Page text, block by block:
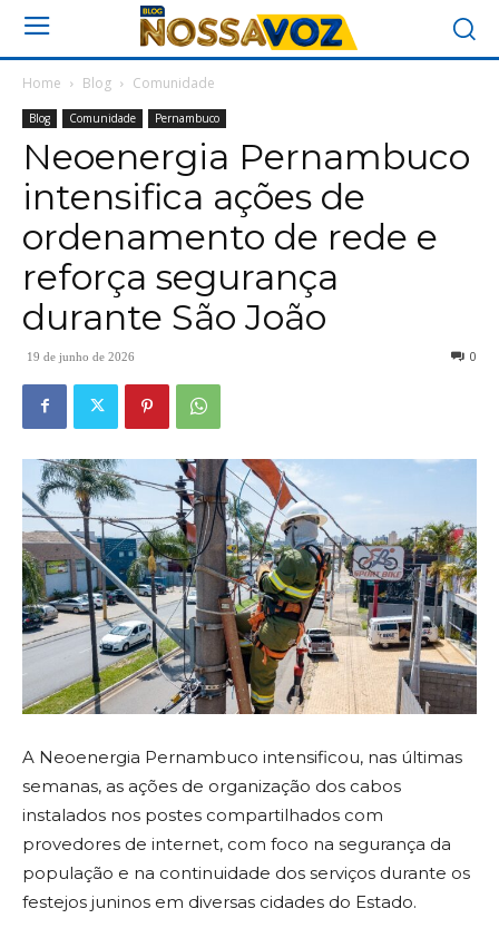
Home Blog Comunidade
Blog Comunidade Pernambuco
Neoenergia Pernambuco
intensifica ações de
ordenamento de rede e
reforça segurança
durante São João
19 de junho de 2026 0
A Neoenergia Pernambuco intensificou, nas últimas
semanas, as ações de organização dos cabos
instalados nos postes compartilhados com
provedores de internet, com foco na segurança da
população e na continuidade dos serviços durante os
festejos juninos em diversas cidades do Estado.